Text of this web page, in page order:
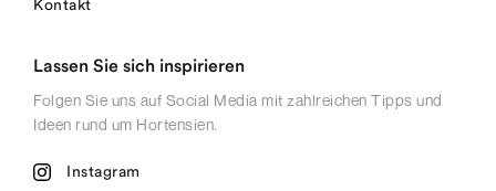
Kontakt
Lassen Sie sich inspirieren
Folgen Sie uns auf Social Media mit zahlreichen Tipps und
Ideen rund um Hortensien.
Instagram